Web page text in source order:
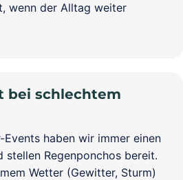
wenn der Alltag weiter
bei schlechtem
Events haben wir immer einen
stellen Regenponchos bereit.
Wetter (Gewitter, Sturm)